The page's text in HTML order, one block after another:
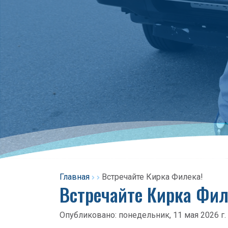
Главная Встречайте Кирка Филека!
Встречайте Кирка
Опубликовано: понедельник, 11 мая 2026 г.